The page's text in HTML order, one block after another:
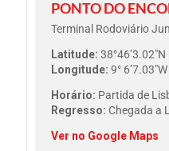
PONTO DO
Terminal Rodoviário
Latitude: 38°46’3.02″N
Longitude: 9° 6’7.03″W
Horário: Partida de
Regresso: Chegada a
Ver no Google Maps